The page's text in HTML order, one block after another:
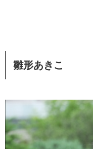
雛形あきこ